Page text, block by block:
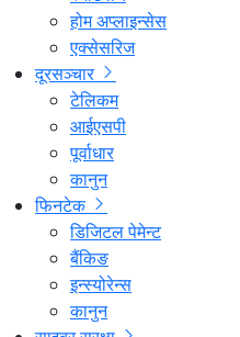
होम अप्लाइन्सेस
एक्सेसरिज
दूरसञ्चार
टेलिकम
आईएसपी
पूर्वाधार
कानुन
फिनटेक
डिजिटल पेमेन्ट
बैंकिङ
इन्स्योरेन्स
कानुन